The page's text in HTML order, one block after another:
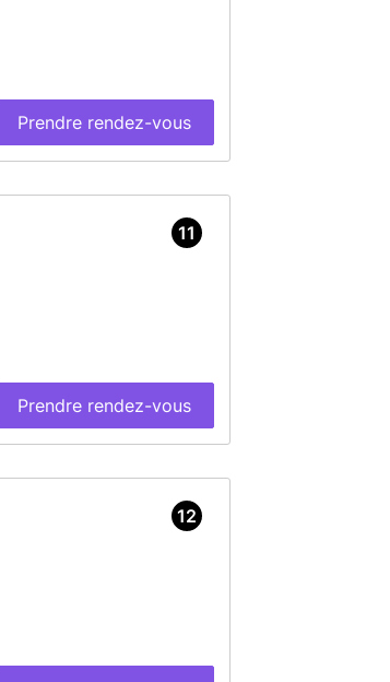
Prendre rendez-vous
Prendre rendez-vous
11
12